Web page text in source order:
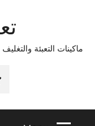
ماكينات التعبئة والتغليف 01211116954 – 01211116956 – 01211116958